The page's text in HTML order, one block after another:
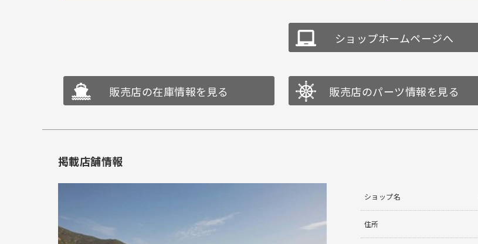
ショップホームページへ
販売店の在庫情報を見る 販売店のパーツ情報を見る
掲載店舗情報
ショップ名
住所